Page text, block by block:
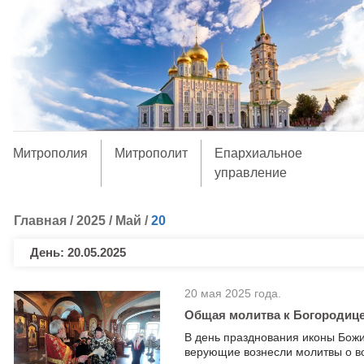
Митрополия Митрополит
Епархиальное
управление
Главная /2025 / Май /20
День: 20.05.2025
20 мая 2025 года.
Общая молитва к
В день празднования иконы
верующие вознесли молитвы о